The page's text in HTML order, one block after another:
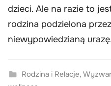
dzieci. Ale na razie to
rodzina podzielona
niewypowiedzianą
Rodzina i Relacje,